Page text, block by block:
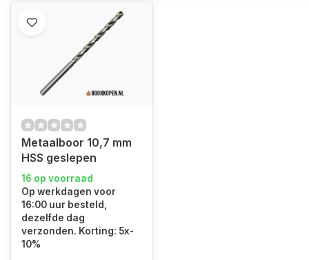
Metaalboor 10,7 mm
HSS geslepen
16 op voorraad
Op werkdagen voor
16:00 uur besteld,
dezelfde dag
verzonden. Korting: 5x-
10%